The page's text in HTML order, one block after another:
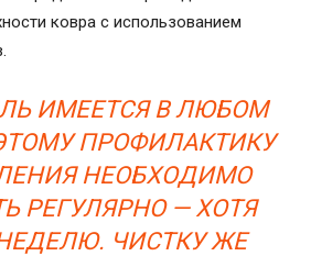
ковра с использованием
ИМЕЕТСЯ В ЛЮБОМ
ПРОФИЛАКТИКУ
НЕОБХОДИМО
РЕГУЛЯРНО — ХОТЯ
ЧИСТКУ ЖЕ